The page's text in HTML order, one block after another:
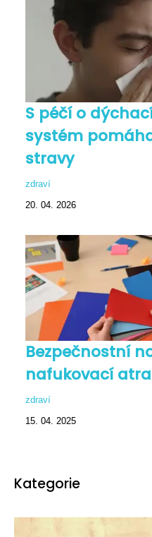
S péčí o
systém
stravy
zdraví
20. 04. 2026
Bezpečnostní
nafukovací
zdraví
15. 04. 2025
Kategorie